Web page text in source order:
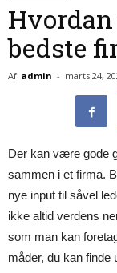
bedste
Af admin - marts 24,
Der kan være gode
sammen i et firma.
nye input til såvel
ikke altid verdens
som man kan
måder, du kan finde